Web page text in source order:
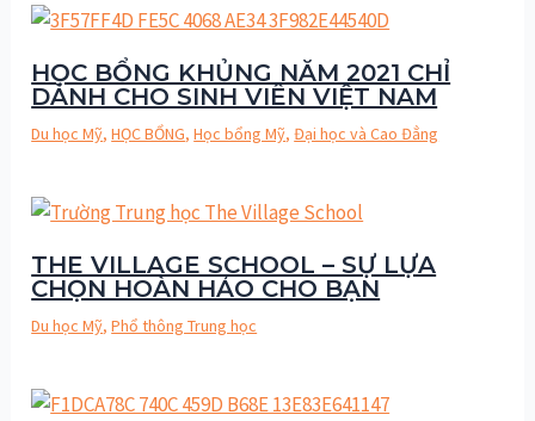
HỌC BỔNG KHỦNG NĂM 2021 CHỈ
DÀNH CHO SINH VIÊN VIỆT NAM
Du học Mỹ,HỌC BỔNG,Học bổng Mỹ,Đại học và Cao Đẳng
THE VILLAGE SCHOOL – SỰ LỰA
CHỌN HOÀN HẢO CHO BẠN
Du học Mỹ,Phổ thông Trung học